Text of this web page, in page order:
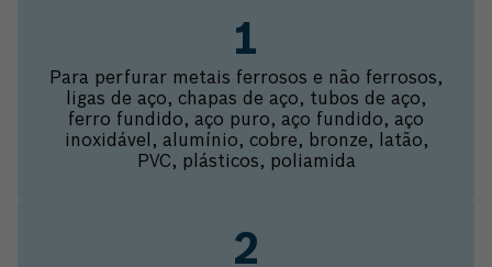
Para perfurar metais ferrosos e não ferrosos,
ligas de aço, chapas de aço, tubos de aço,
ferro fundido, aço puro, aço fundido, aço
inoxidável, alumínio, cobre, bronze, latão,
PVC, plásticos, poliamida